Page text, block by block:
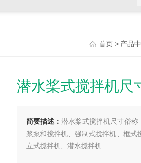
首页 > 产品
潜水桨式搅拌机尺
简要描述： 潜水桨式搅拌机尺寸俗
浆泵和搅拌机、强制式搅拌机、框
立式搅拌机、潜水搅拌机